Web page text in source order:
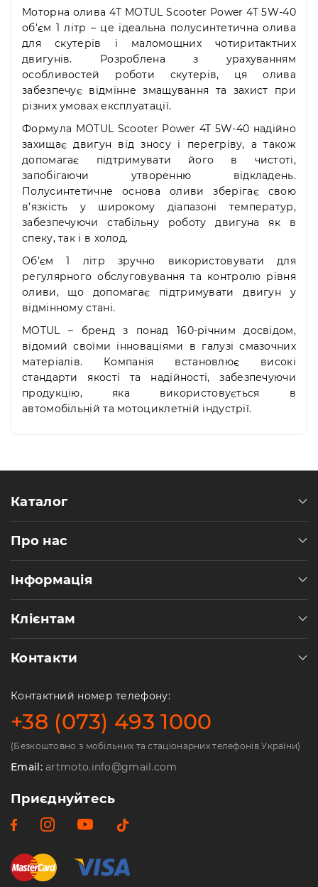
Сб
10:00
-
19:00
Нд
-
вихідний
Моторна олива 4T MOTUL Scooter Power 4T 5W-40
об'єм 1 літр – це ідеальна полусинтетична олива
для скутерів і маломощних чотиритактних
двигунів. Розроблена з урахуванням
особливостей роботи скутерів, ця олива
забезпечує відмінне змащування та захист при
різних умовах експлуатації.
Формула MOTUL Scooter Power 4T 5W-40 надійно
захищає двигун від зносу і перегріву, а також
допомагає підтримувати його в чистоті,
запобігаючи утворенню відкладень.
Полусинтетичне основа оливи зберігає свою
в’язкість у широкому діапазоні температур,
забезпечуючи стабільну роботу двигуна як в
спеку, так і в холод.
Об’єм 1 літр зручно використовувати для
регулярного обслуговування та контролю рівня
оливи, що допомагає підтримувати двигун у
відмінному стані.
MOTUL – бренд з понад 160-річним досвідом,
відомий своїми інноваціями в галузі смазочних
матеріалів. Компанія встановлює високі
стандарти якості та надійності, забезпечуючи
продукцію, яка використовується в
автомобільній та мотоциклетній індустрії.
Каталог
Про нас
Інформація
Клієнтам
Контакти
Контактний номер телефону:
+38 (073) 493 1000
(Безкоштовно з мобільних та стаціонарних телефонів України)
Email:artmoto.info@gmail.com
Приєднуйтесь